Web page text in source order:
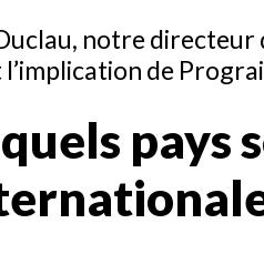
notre directeur
de
pays